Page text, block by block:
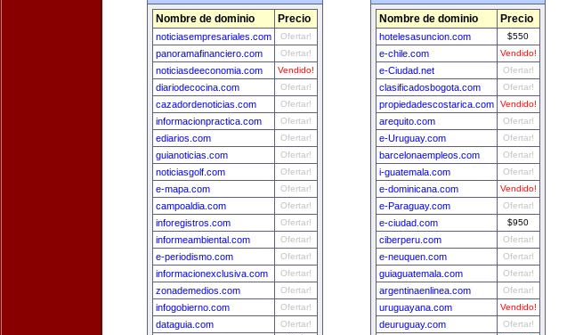
Nombre de dominio Precio
noticiasempresariales.com Ofertar!
panoramafinanciero.com Ofertar!
noticiasdeeconomia.com Vendido!
diariodecocina.com Ofertar!
cazadordenoticias.com Ofertar!
informacionpractica.com Ofertar!
ediarios.com Ofertar!
guianoticias.com Ofertar!
noticiasgolf.com Ofertar!
e-mapa.com Ofertar!
campoaldia.com Ofertar!
inforegistros.com Ofertar!
informeambiental.com Ofertar!
e-periodismo.com Ofertar!
informacionexclusiva.com Ofertar!
zonademedios.com Ofertar!
infogobierno.com Ofertar!
dataguia.com Ofertar!
Nombre de dominio Precio
hotelesasuncion.com $550
e-chile.com Vendido!
e-Ciudad.net Ofertar!
clasificadosbogota.com Ofertar!
propiedadescostarica.com Vendido!
arequito.com Ofertar!
e-Uruguay.com Ofertar!
barcelonaempleos.com Ofertar!
i-guatemala.com Ofertar!
e-dominicana.com Vendido!
e-Paraguay.com Ofertar!
e-ciudad.com $950
ciberperu.com Ofertar!
e-neuquen.com Ofertar!
guiaguatemala.com Ofertar!
argentinaenlinea.com Ofertar!
uruguayana.com Vendido!
deuruguay.com Ofertar!